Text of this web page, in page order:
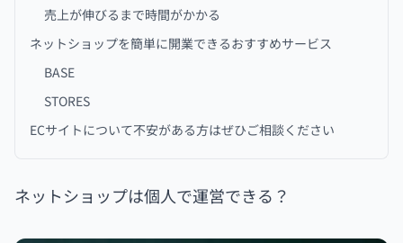
売上が伸びるまで時間がかかる
ネットショップを簡単に開業できるおすすめサービス
BASE
STORES
ECサイトについて不安がある方はぜひご相談ください
ネットショップは個人で運営できる？